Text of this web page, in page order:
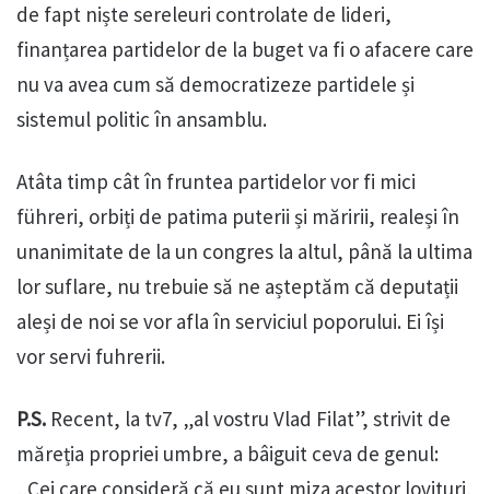
de fapt niște sereleuri controlate de lideri,
finanțarea partidelor de la buget va fi o afacere care
nu va avea cum să democratizeze partidele și
sistemul politic în ansamblu.
Atâta timp cât în fruntea partidelor vor fi mici
führeri, orbiți de patima puterii și măririi, realeși în
unanimitate de la un congres la altul, până la ultima
lor suflare, nu trebuie să ne așteptăm că deputații
aleși de noi se vor afla în serviciul poporului. Ei își
vor servi fuhrerii.
P.S. Recent, la tv7, „al vostru Vlad Filat”, strivit de
măreția propriei umbre, a bâiguit ceva de genul: